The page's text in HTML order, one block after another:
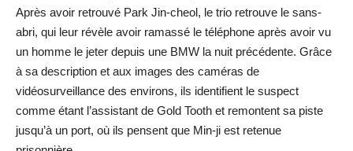
Après avoir retrouvé Park Jin-cheol, le trio retrouve le sans-
abri, qui leur révèle avoir ramassé le téléphone après avoir vu
un homme le jeter depuis une BMW la nuit précédente. Grâce
à sa description et aux images des caméras de
vidéosurveillance des environs, ils identifient le suspect
comme étant l’assistant de Gold Tooth et remontent sa piste
jusqu’à un port, où ils pensent que Min-ji est retenue